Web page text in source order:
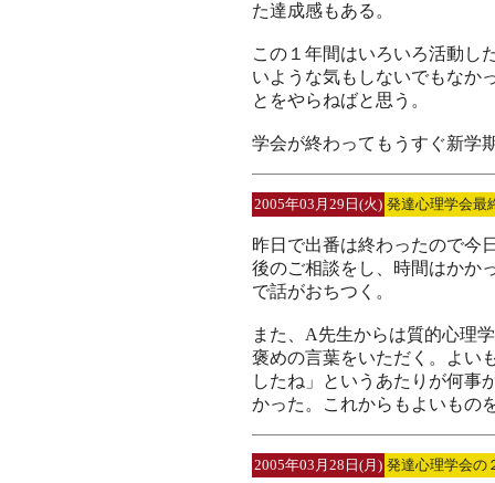
た達成感もある。
この１年間はいろいろ活動し
いような気もしないでもなか
とをやらねばと思う。
学会が終わってもうすぐ新学
2005年03月29日(火) 発達心理学会最
昨日で出番は終わったので今
後のご相談をし、時間はかか
で話がおちつく。
また、A先生からは質的心理
褒めの言葉をいただく。よい
したね」というあたりが何事
かった。これからもよいもの
2005年03月28日(月) 発達心理学会の